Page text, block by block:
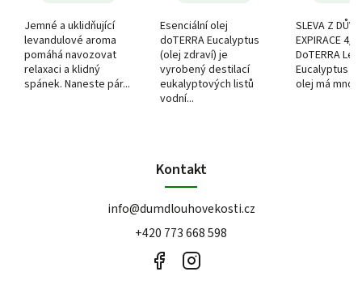
Jemné a uklidňující
levandulové aroma
pomáhá navozovat
relaxaci a klidný
spánek. Naneste pár...
Esenciální olej
doTERRA Eucalyptus
(olej zdraví) je
vyrobený destilací
eukalyptových listů
vodní...
SLEVA Z
EXPIRACE 4/
DoTERRA
Eucalyptus
olej má
Kontakt
info@dumdlouhovekosti.cz
+420 773 668 598